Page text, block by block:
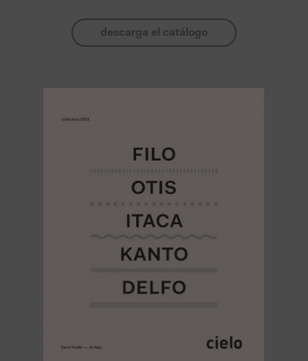
descarga el catálogo